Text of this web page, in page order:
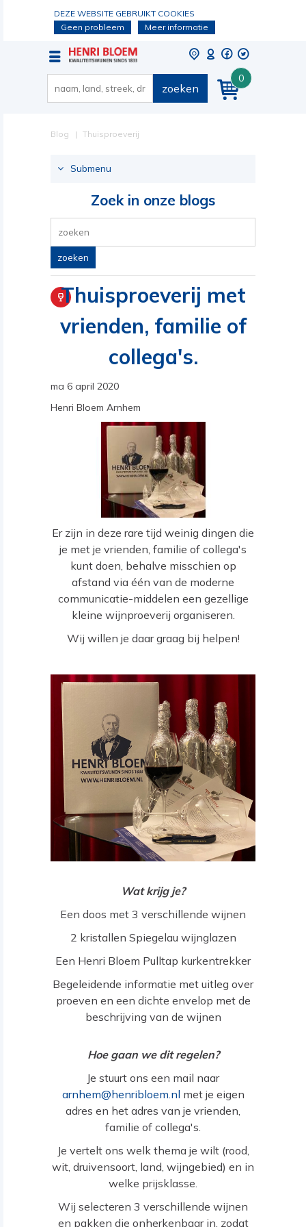
DEZE WEBSITE GEBRUIKT COOKIES
Geen probleem
Meer informatie
0
zoeken
Blog Thuisproeverij
collega's.
Submenu
Zoek in onze blogs
zoeken
Thuisproeverij met
vrienden, familie of
collega's.
ma 6 april 2020
Henri Bloem Arnhem
Er zijn in deze rare tijd weinig dingen die
je met je vrienden, familie of collega's
kunt doen, behalve misschien op
afstand via één van de moderne
communicatie-middelen een gezellige
kleine wijnproeverij organiseren.
Wij willen je daar graag bij helpen!
Wat krijg je?
Een doos met 3 verschillende wijnen
2 kristallen Spiegelau wijnglazen
Een Henri Bloem Pulltap kurkentrekker
Begeleidende informatie met uitleg over
proeven en een dichte envelop met de
beschrijving van de wijnen
Hoe gaan we dit regelen?
Je stuurt ons een mail naar
arnhem@henribloem.nl met je eigen
adres en het adres van je vrienden,
familie of collega's.
Je vertelt ons welk thema je wilt (rood,
wit, druivensoort, land, wijngebied) en in
welke prijsklasse.
Wij selecteren 3 verschillende wijnen
en pakken die onherkenbaar in, zodat